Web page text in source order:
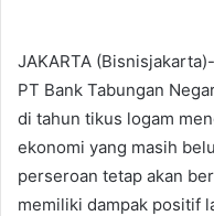
JAKARTA (Bisnisjakarta)-
PT Bank Tabungan
di tahun tikus logam
ekonomi yang masih
perseroan tetap akan
memiliki dampak positif